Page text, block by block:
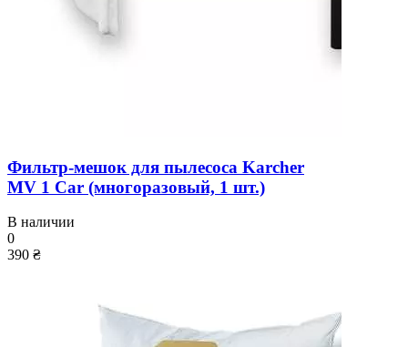
Фильтр-мешок для пылесоса Karcher
MV 1 Car (многоразовый, 1 шт.)
В наличии
0
390 ₴